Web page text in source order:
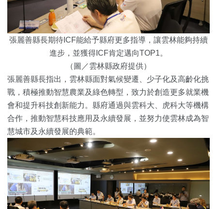
張麗善縣長期待ICF能給予縣府更多指導，讓雲林能夠持續
進步，並獲得ICF肯定邁向TOP1。
（圖／雲林縣政府提供）
張麗善縣長指出，雲林縣面對氣候變遷、少子化及高齡化挑
戰，積極推動智慧農業及綠色轉型，致力於創造更多就業機
會和提升科技創新能力。縣府通過與雲科大、虎科大等機構
合作，推動智慧科技應用及永續發展，並努力使雲林成為智
慧城市及永續發展的典範。